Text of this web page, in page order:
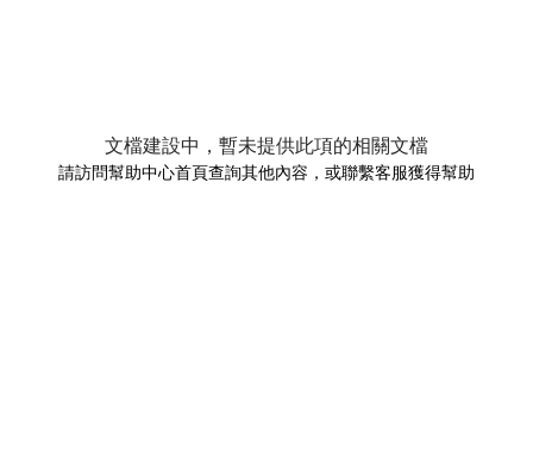
文檔建設中，暫未提供此項的相關文檔
請訪問幫助中心首頁查詢其他內容，或聯繫客服獲得幫助